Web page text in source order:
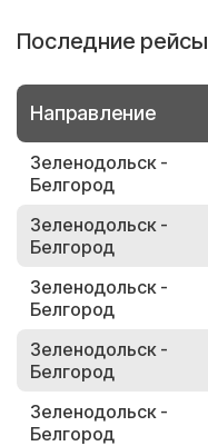
Последние рейсы
Направление
Зеленодольск -
Белгород
Зеленодольск -
Белгород
Зеленодольск -
Белгород
Зеленодольск -
Белгород
Зеленодольск -
Белгород